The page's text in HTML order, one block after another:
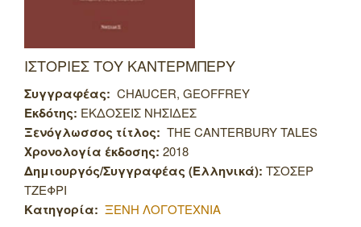
ΙΣΤΟΡΙΕΣ ΤΟΥ ΚΑΝΤΕΡΜΠΕΡΥ
Συγγραφέας: CHAUCER, GEOFFREY
Εκδότης: ΕΚΔΟΣΕΙΣ ΝΗΣΙΔΕΣ
Ξενόγλωσσος τίτλος: THE CANTERBURY TALES
Χρονολογία έκδοσης: 2018
Δημιουργός/Συγγραφέας (Ελληνικά): ΤΣΟΣΕΡ
ΤΖΕΦΡΙ
Κατηγορία: ΞΕΝΗ ΛΟΓΟΤΕΧΝΙΑ